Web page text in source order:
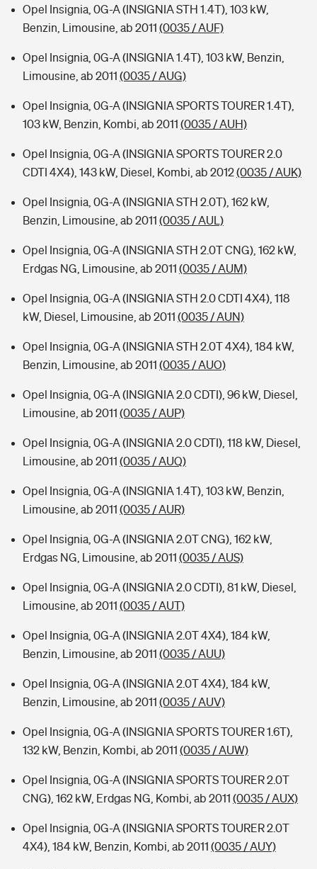
Opel Insignia, 0G-A (INSIGNIA STH 1.4T), 103 kW,
Benzin, Limousine, ab 2011 (0035 / AUF)
Opel Insignia, 0G-A (INSIGNIA 1.4T), 103 kW, Benzin,
Limousine, ab 2011 (0035 / AUG)
Opel Insignia, 0G-A (INSIGNIA SPORTS TOURER 1.4T),
103 kW, Benzin, Kombi, ab 2011 (0035 / AUH)
Opel Insignia, 0G-A (INSIGNIA SPORTS TOURER 2.0
CDTI 4X4), 143 kW, Diesel, Kombi, ab 2012(0035 / AUK)
Opel Insignia, 0G-A (INSIGNIA STH 2.0T), 162 kW,
Benzin, Limousine, ab 2011 (0035 / AUL)
Opel Insignia, 0G-A (INSIGNIA STH 2.0T CNG), 162 kW,
Erdgas NG, Limousine, ab 2011 (0035 / AUM)
Opel Insignia, 0G-A (INSIGNIA STH 2.0 CDTI 4X4), 118
kW, Diesel, Limousine, ab 2011 (0035 / AUN)
Opel Insignia, 0G-A (INSIGNIA STH 2.0T 4X4), 184 kW,
Benzin, Limousine, ab 2011 (0035 / AUO)
Opel Insignia, 0G-A (INSIGNIA 2.0 CDTI), 96 kW, Diesel,
Limousine, ab 2011 (0035 / AUP)
Opel Insignia, 0G-A (INSIGNIA 2.0 CDTI), 118 kW, Diesel,
Limousine, ab 2011 (0035 / AUQ)
Opel Insignia, 0G-A (INSIGNIA 1.4T), 103 kW, Benzin,
Limousine, ab 2011 (0035 / AUR)
Opel Insignia, 0G-A (INSIGNIA 2.0T CNG), 162 kW,
Erdgas NG, Limousine, ab 2011 (0035 / AUS)
Opel Insignia, 0G-A (INSIGNIA 2.0 CDTI), 81 kW, Diesel,
Limousine, ab 2011 (0035 / AUT)
Opel Insignia, 0G-A (INSIGNIA 2.0T 4X4), 184 kW,
Benzin, Limousine, ab 2011 (0035 / AUU)
Opel Insignia, 0G-A (INSIGNIA 2.0T 4X4), 184 kW,
Benzin, Limousine, ab 2011 (0035 / AUV)
Opel Insignia, 0G-A (INSIGNIA SPORTS TOURER 1.6T),
132 kW, Benzin, Kombi, ab 2011 (0035 / AUW)
Opel Insignia, 0G-A (INSIGNIA SPORTS TOURER 2.0T
CNG), 162 kW, Erdgas NG, Kombi, ab 2011 (0035 / AUX)
Opel Insignia, 0G-A (INSIGNIA SPORTS TOURER 2.0T
4X4), 184 kW, Benzin, Kombi, ab 2011 (0035 / AUY)